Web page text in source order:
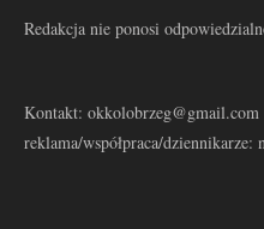
Redakcja nie ponosi
Kontakt: okkolobrzeg@gmail.com
reklama/współpraca/dziennikarze: